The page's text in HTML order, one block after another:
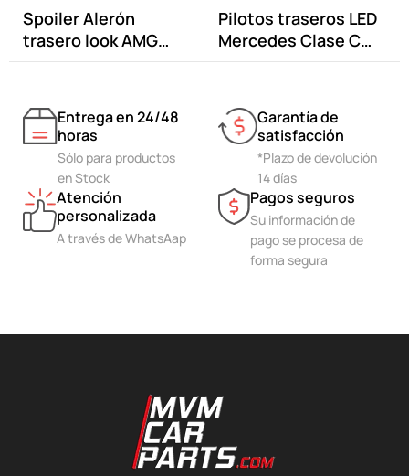
Spoiler Alerón
trasero look AMG
C63 Mercedes...
Pilotos traseros LED
Mercedes Clase C
W204
Entrega en 24/48
horas
Sólo para productos
en Stock
Garantía de
satisfacción
*Plazo de devolución
14 días
Atención
personalizada
A través de WhatsAap
Pagos seguros
Su información de
pago se procesa de
forma segura